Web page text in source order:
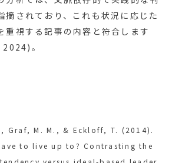
摘されており、これも状況に応じた
重視する記事の内容と符合します
。
Graf, M. M., & Eckloff, T. (2014).
to live up to? Contrasting the